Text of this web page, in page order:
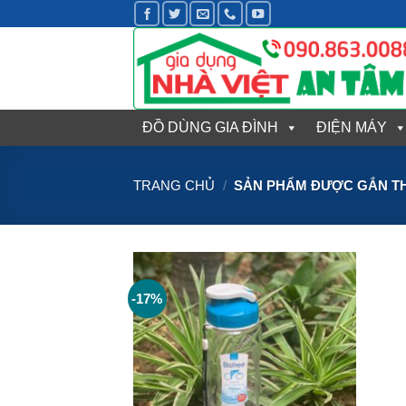
qua
ĐỒ DÙNG GIA ĐÌNH ĐIỆN MÁY
TRANG CHỦ / SẢN PHẨM ĐƯỢC GẮN
-17%